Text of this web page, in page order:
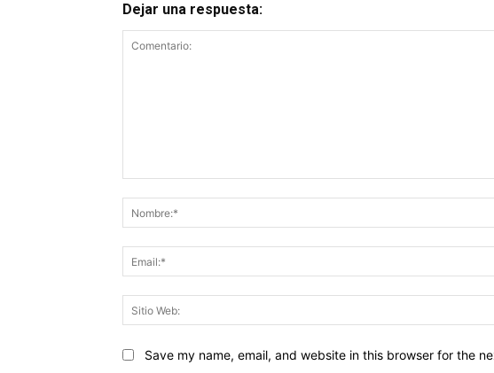
Dejar una respuesta:
Save my name, email, and website in this browser for the